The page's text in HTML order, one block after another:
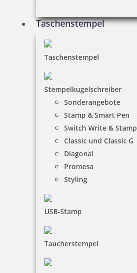
Taschenstempel
Taschenstempel
Stempelkugelschreiber
Sonderangebote
Stamp & Smart Pen
Switch Write & Stamp
Classic und Classic G
Diagonal
Promesa
Styling
USB-Stamp
Taucherstempel